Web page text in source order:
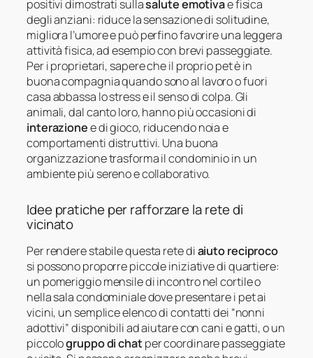
positivi dimostrati sullasalute emotivae fisica
degli anziani: riduce la sensazione di solitudine,
migliora l’umore e può perfino favorire una leggera
attività fisica, ad esempio con brevi passeggiate.
Per i proprietari, sapere che il proprio pet è in
buona compagnia quando sono al lavoro o fuori
casa abbassa lo stress e il senso di colpa. Gli
animali, dal canto loro, hanno più occasioni di
interazionee di gioco, riducendo noia e
comportamenti distruttivi. Una buona
organizzazione trasforma il condominio in un
ambiente più sereno e collaborativo.
Idee pratiche per rafforzare la rete di
vicinato
Per rendere stabile questa rete diaiuto reciproco
si possono proporre piccole iniziative di quartiere:
un pomeriggio mensile di incontro nel cortile o
nella sala condominiale dove presentare i pet ai
vicini, un semplice elenco di contatti dei “nonni
adottivi” disponibili ad aiutare con cani e gatti, o un
piccologruppo di chatper coordinare passeggiate